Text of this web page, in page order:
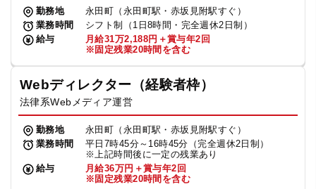
勤務地
永田町（永田町駅・赤坂見附駅すぐ）
業務時間
シフト制（1日8時間・完全週休2日制）
給与
月給31万2,188円＋賞与年2回
※固定残業20時間を含む
Webディレクター（経験者枠）
法律系Webメディア運営
勤務地
永田町（永田町駅・赤坂見附駅すぐ）
業務時間
平日7時45分～16時45分（完全週休2日制）
※上記時間後に一定の残業あり
給与
月給36万円＋賞与年2回
※固定残業20時間を含む